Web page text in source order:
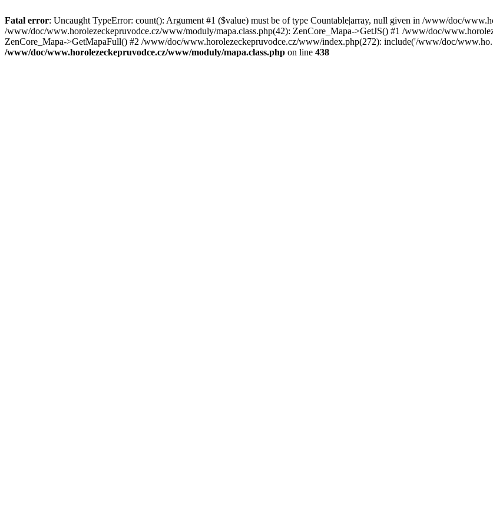
Fatal error: Uncaught TypeError: count(): Argument #1 ($value) must be of type Countable|array, null given in /www/doc/
/www/doc/www.horolezeckepruvodce.cz/www/moduly/mapa.class.php(42): ZenCore_Mapa->GetJS() #1 /www/doc/
ZenCore_Mapa->GetMapaFull() #2 /www/doc/www.horolezeckepruvodce.cz/www/index.php(272): include('/www/doc/
/www/doc/www.horolezeckepruvodce.cz/www/moduly/mapa.class.php on line 438